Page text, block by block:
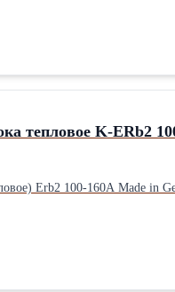
тепловое K-ERb2
Erb2 100-160A Made in